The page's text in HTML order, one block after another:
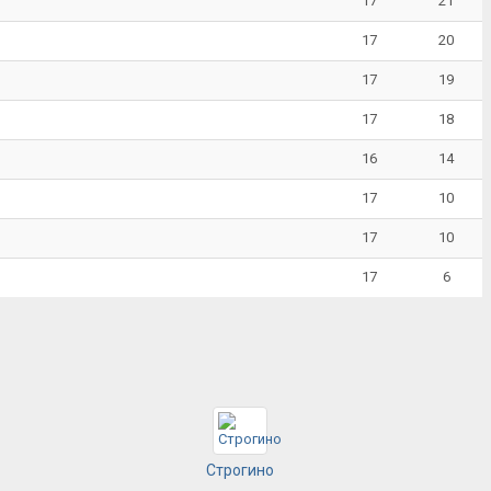
17 20
17 19
17 18
16 14
17 10
17 10
17 6
Строгино